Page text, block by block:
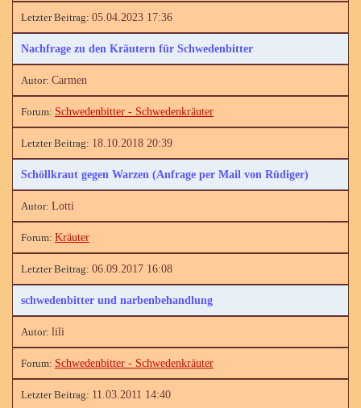
05.04.2023 17:36
Nachfrage zu den Kräutern für Schwedenbitter
Carmen
Schwedenbitter - Schwedenkräuter
18.10.2018 20:39
Schöllkraut gegen Warzen (Anfrage per Mail von Rüdiger)
Lotti
Kräuter
06.09.2017 16:08
schwedenbitter und narbenbehandlung
lili
Schwedenbitter - Schwedenkräuter
11.03.2011 14:40